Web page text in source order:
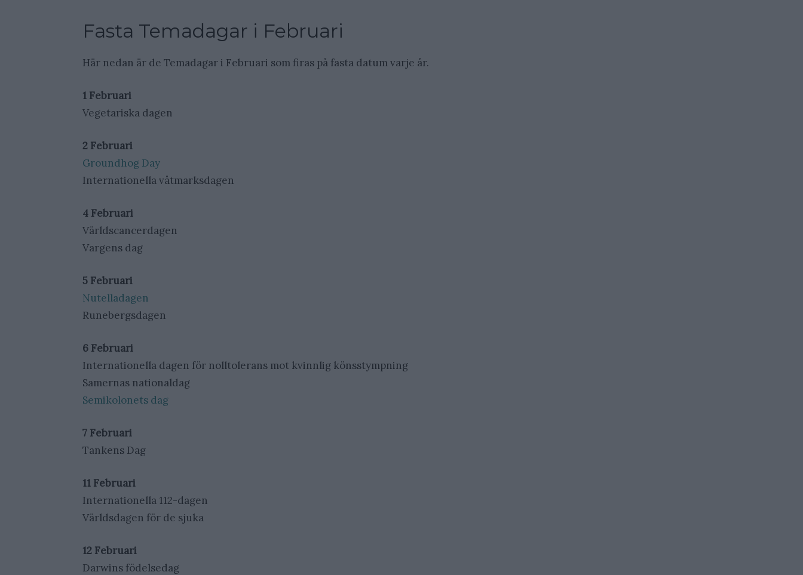
Fasta Temadagar i Februari
Här nedan är de Temadagar i Februari som firas på fasta datum varje år.
1 Februari
Vegetariska dagen
2 Februari
Groundhog Day
Internationella våtmarksdagen
4 Februari
Världscancerdagen
Vargens dag
5 Februari
Nutelladagen
Runebergsdagen
6 Februari
Internationella dagen för nolltolerans mot kvinnlig könsstympning
Samernas nationaldag
Semikolonets dag
7 Februari
Tankens Dag
11 Februari
Internationella 112-dagen
Världsdagen för de sjuka
12 Februari
Darwins födelsedag